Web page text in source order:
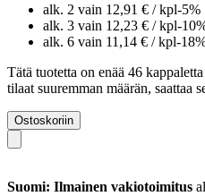
alk. 2 vain 12,91 € / kpl-5%
alk. 3 vain 12,23 € / kpl-
alk. 6 vain 11,14 € / kpl-
Tätä tuotetta on enää 46
tilaat suuremman määrän, saattaa
Ostoskoriin
Suomi: Ilmainen vakiotoimitus